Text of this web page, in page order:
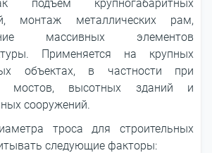
подъем крупногабаритных
монтаж металлических рам,
массивных элементов
Применяется на крупных
объектах, в частности при
мостов, высотных зданий и
сооружений.
троса для строительных
следующие факторы: